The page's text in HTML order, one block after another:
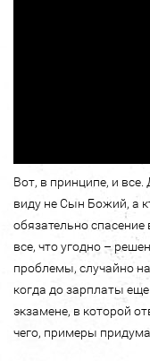
Вот, в принципе, и все.
виду не Сын Божий, а
обязательно
все, что угодно –
проблемы, случайно
когда до зарплаты
экзамене, в которой
чего, примеры